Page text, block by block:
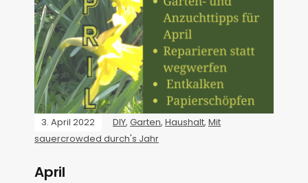
3. April 2022 DIY, Garten, Haushalt, Mit
sauercrowded durch's Jahr
April